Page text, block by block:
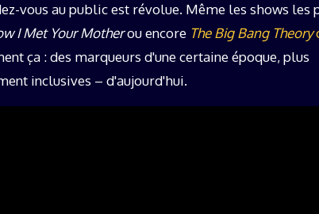
vous au public est révolue. Même les shows les
I Met Your Motherou encore The Big Bang Theory
ça : des marqueurs d'une certaine époque, plus
inclusives – d'aujourd'hui.